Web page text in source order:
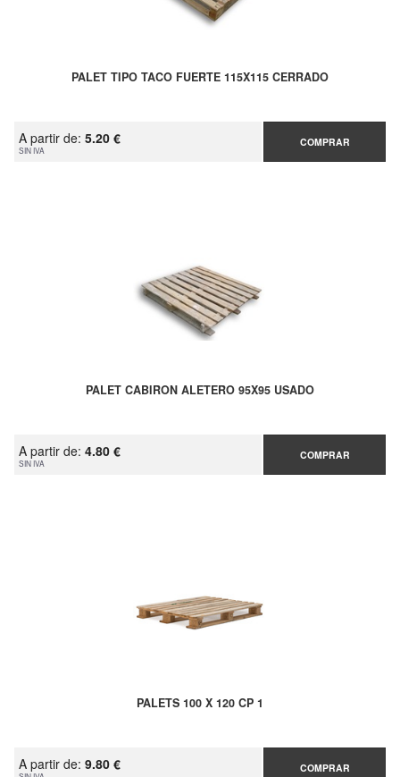
PALET TIPO TACO FUERTE 115X115 CERRADO
A partir de: 5.20 €
SIN IVA
COMPRAR
PALET CABIRON ALETERO 95X95 USADO
A partir de: 4.80 €
SIN IVA
COMPRAR
PALETS 100 X 120 CP 1
A partir de: 9.80 € COMPRAR